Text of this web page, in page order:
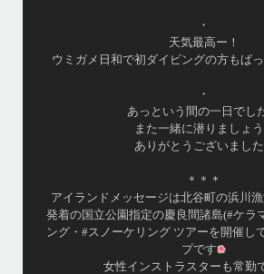
・
天気最高ー！
ウミガメ日和で初ダイビングの方もば
・
あっという間の一日でし
また一緒に潜りましょう
ありがとうございました
＊＊＊
アイランドメッセージは北谷町の浜川
発着の国立公園指定の慶良間諸島(#ケラ
ング・#スノーケリング ツアーを開催し
プです
女性インストラスターも常勤